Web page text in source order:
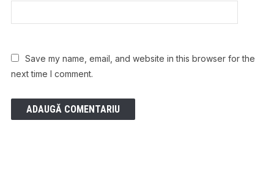
Save my name, email, and website in this browser for the
next time I comment.